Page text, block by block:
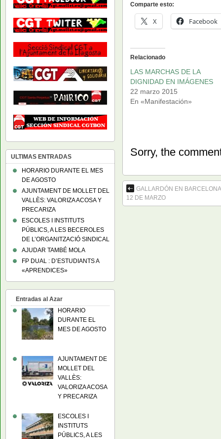
Comparte esto:
X Facebook
Relacionado
LAS MARCHAS DE LA
DIGNIDAD EN IMÁGENES
22 marzo 2015
En «Manifestación»
Sorry, the
GALLARDÓN EN
12 DE MARZO
ULTIMAS ENTRADAS
HORARIO DURANTE EL MES
DE AGOSTO
AJUNTAMENT DE MOLLET DEL
VALLÈS: VALORIZA ACOSA Y
PRECARIZA
ESCOLES I INSTITUTS
PÚBLICS, A LES BECEROLES
DE L’ORGANITZACIÓ SINDICAL
AJUDAR TAMBÉ MOLA
FP DUAL : D’ESTUDIANTS A
«APRENDICES»
Entradas al Azar
HORARIO
DURANTE EL
MES DE AGOSTO
AJUNTAMENT DE
MOLLET DEL
VALLÈS:
VALORIZA ACOSA
Y PRECARIZA
ESCOLES I
INSTITUTS
PÚBLICS, A LES